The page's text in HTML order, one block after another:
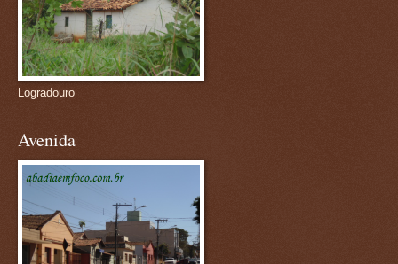
Logradouro
Avenida